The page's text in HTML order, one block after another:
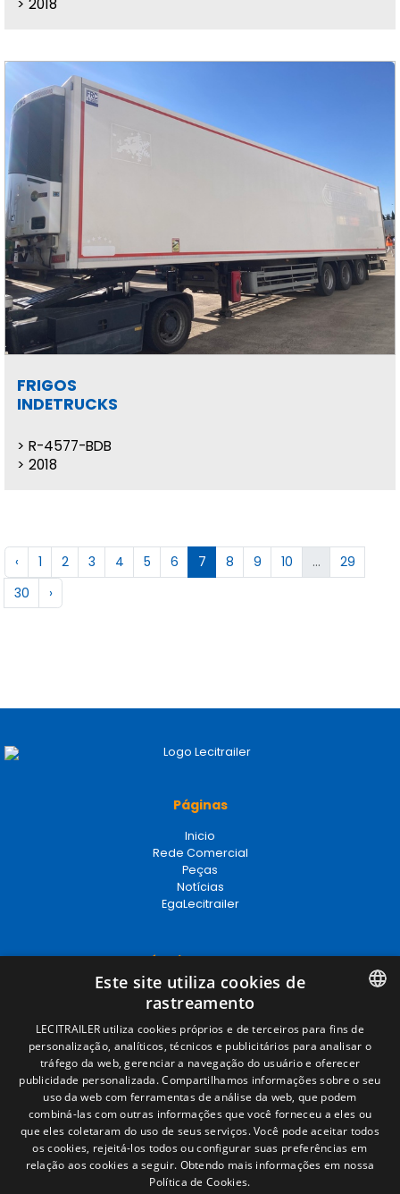
2018
FRIGOS
INDETRUCKS
R-4577-BDB
2018
‹ 1 2 3 4 5 6 7 8 9 10 ...
29
30
›
Páginas
Inicio
Rede Comercial
Peças
Notícias
EgaLecitrailer
Términos legales
Aviso legal
Política de privacidade
Política de cookies
Condições Gerais de Venda
Gerenciar cookies
Contacto
Camino de los Huertos, S/N. Apdo 100
50620 - Casetas (Zaragoza) SPAIN
SPANISH
ENGLISH
FRENCH
ITALIAN
PORTUGUESE
Este site utiliza cookies de
rastreamento
LECITRAILER utiliza cookies próprios e de terceiros para fins de
personalização, analíticos, técnicos e publicitários para analisar o
tráfego da web, gerenciar a navegação do usuário e oferecer
publicidade personalizada. Compartilhamos informações sobre o seu
uso da web com ferramentas de análise da web, que podem
combiná-las com outras informações que você forneceu a eles ou
que eles coletaram do uso de seus serviços. Você pode aceitar todos
os cookies, rejeitá-los todos ou configurar suas preferências em
relação aos cookies a seguir. Obtendo mais informações em nossa
Política de Cookies.